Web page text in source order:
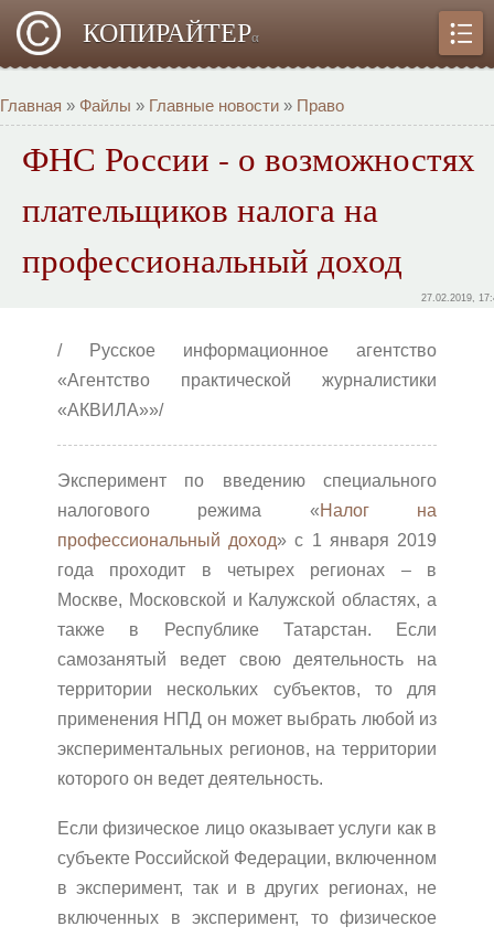
КОПИРАЙТЕРα
Главная » Файлы » Главные новости » Право
ФНС России - о возможностях
плательщиков налога на
профессиональный доход
27.02.2019,
/ Русское информационное агентство
«Агентство практической журналистики
«АКВИЛА»»/
Эксперимент по введению специального
налогового режима «Налог на
профессиональный доход» с 1 января 2019
года проходит в четырех регионах – в
Москве, Московской и Калужской областях, а
также в Республике Татарстан. Если
самозанятый ведет свою деятельность на
территории нескольких субъектов, то для
применения НПД он может выбрать любой из
экспериментальных регионов, на территории
которого он ведет деятельность.
Если физическое лицо оказывает услуги как в
субъекте Российской Федерации, включенном
в эксперимент, так и в других регионах, не
включенных в эксперимент, то физическое